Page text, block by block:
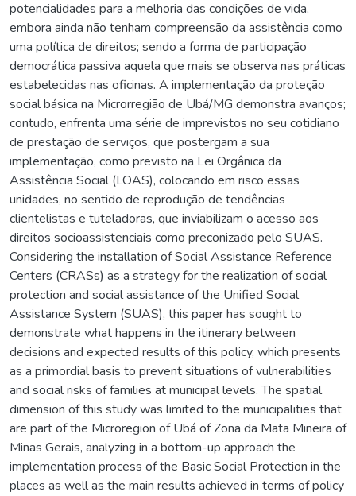
potencialidades para a melhoria das condições de vida,
embora ainda não tenham compreensão da assistência como
uma política de direitos; sendo a forma de participação
democrática passiva aquela que mais se observa nas práticas
estabelecidas nas oficinas. A implementação da proteção
social básica na Microrregião de Ubá/MG demonstra avanços;
contudo, enfrenta uma série de imprevistos no seu cotidiano
de prestação de serviços, que postergam a sua
implementação, como previsto na Lei Orgânica da
Assistência Social (LOAS), colocando em risco essas
unidades, no sentido de reprodução de tendências
clientelistas e tuteladoras, que inviabilizam o acesso aos
direitos socioassistenciais como preconizado pelo SUAS.
Considering the installation of Social Assistance Reference
Centers (CRASs) as a strategy for the realization of social
protection and social assistance of the Unified Social
Assistance System (SUAS), this paper has sought to
demonstrate what happens in the itinerary between
decisions and expected results of this policy, which presents
as a primordial basis to prevent situations of vulnerabilities
and social risks of families at municipal levels. The spatial
dimension of this study was limited to the municipalities that
are part of the Microregion of Ubá of Zona da Mata Mineira of
Minas Gerais, analyzing in a bottom-up approach the
implementation process of the Basic Social Protection in the
places as well as the main results achieved in terms of policy